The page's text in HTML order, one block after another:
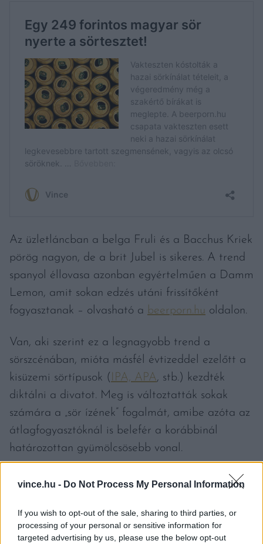
vince.hu - Do Not Process My Personal Information
If you wish to opt-out of the sale, sharing to third parties, or
processing of your personal or sensitive information for
targeted advertising by us, please use the below opt-out
Az üzletláncban a belga Fruli és a Bacchus Kriek
pörög nagyon, de a brit Jubel is sikeres. A trend
spanyol éllovasa azonban egyértelműen a Damm
Lemon, amit sokan edzés utáni frissítőként
fogyasztanak – olvasható a beerporn.hu oldalon.
Van, aki szerint ez a legnagyobb trend a
sörszcénában, mióta másfél évtizeddel ezelőtt a
kisüzemi sörtípusok ( IPA, APA, stb.) kezdték
diktálni a divatot. Meg is változtatták sokak
számára a „sör ízének” fogalmát, amibe azóta az
átlagfogyasztóknál is belefér a korábbinál
határozottan gyümölcsösebb vonal.